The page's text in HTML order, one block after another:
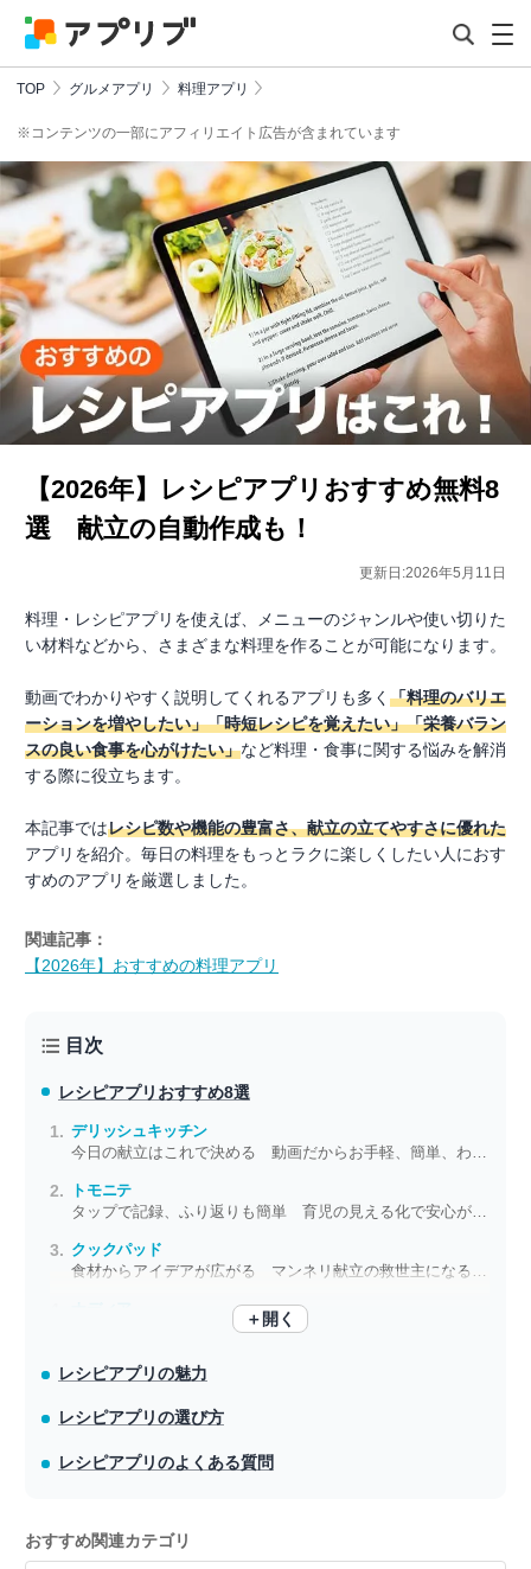
TOP グルメアプリ 料理アプリ
※コンテンツの一部にアフィリエイト広告が含まれています
【2026年】レシピアプリおすすめ無料8
選 献立の自動作成も！
更新日:2026年5月11日
料理・レシピアプリを使えば、メニューのジャンルや使い切りた
い材料などから、さまざまな料理を作ることが可能になります。
動画でわかりやすく説明してくれるアプリも多く 「料理のバリエ
ーションを増やしたい」「時短レシピを覚えたい」「栄養バラン
スの良い食事を心がけたい」など料理・食事に関する悩みを解消
する際に役立ちます。
本記事ではレシピ数や機能の豊富さ、献立の立てやすさに優れた
アプリを紹介。毎日の料理をもっとラクに楽しくしたい人におす
すめのアプリを厳選しました。
関連記事：
【2026年】おすすめの料理アプリ
目次
レシピアプリ おすすめ8選
デリッシュキッチン
トモニテ
クックパッド
毎日の献立づくりをサポート プロのレシピで家族も笑顔に
＋開く
レシピアプリの魅力
レシピアプリの選び方
レシピアプリのよくある質問
おすすめ関連カテゴリ